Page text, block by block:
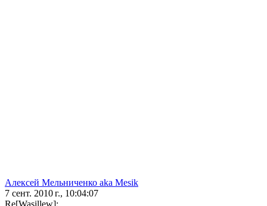
Алексей Мельниченко aka Mesik
7 сент. 2010 г., 10:04:07